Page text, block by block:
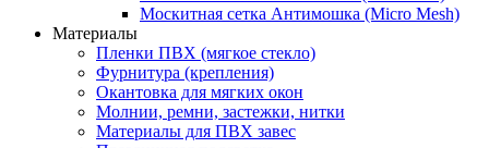
Москитная сетка Антимошка (Micro Mesh)
Материалы
Пленки ПВХ (мягкое стекло)
Фурнитура (крепления)
Окантовка для мягких окон
Молнии, ремни, застежки, нитки
Материалы для ПВХ завес